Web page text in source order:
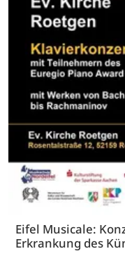
Eifel Musicale:
Erkrankung des